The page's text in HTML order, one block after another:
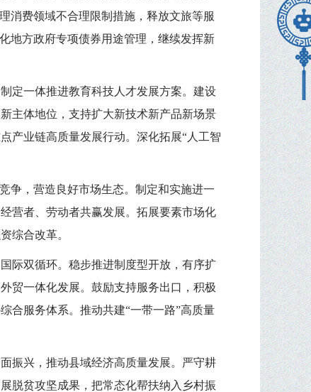
消费领域不合理限制措施，释放文旅等服
地方政府专项债券用途管理，继续发挥新
定一体推进教育科技人才发展方案。建设
主体地位，支持扩大新技术新产品新场景
产业链高质量发展行动。深化拓展“人工智
争，营造良好市场生态。制定和实施进一
营者、劳动者共赢发展。拓展要素市场化
综合改革。
际双循环。稳步推进制度型开放，有序扩
贸一体化发展。鼓励支持服务出口，积极
合服务体系。推动共建“一带一路”高质量
振兴，推动县域经济高质量发展。严守耕
脱贫攻坚成果，把常态化帮扶纳入乡村振